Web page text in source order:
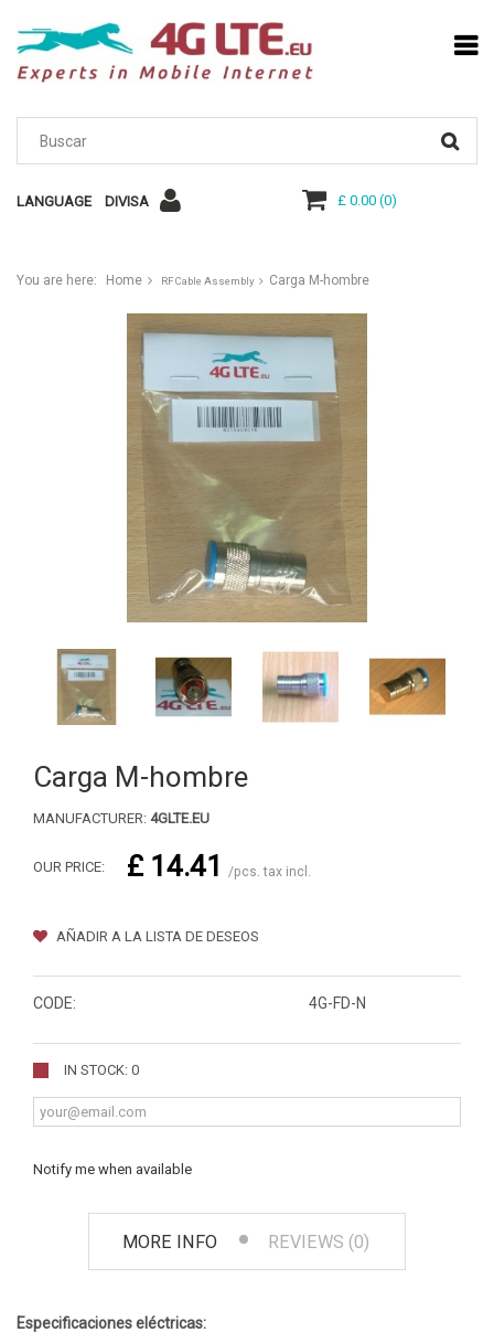
LANGUAGE DIVISA £ 0.00(0)
You are here: Home RF Cable Assembly Carga M-hombre
Carga M-hombre
MANUFACTURER: 4GLTE.EU
OUR PRICE: £ 14.41 /pcs. tax incl.
AÑADIR A LA LISTA DE DESEOS
CODE: 4G-FD-N
IN STOCK: 0
Notify me when available
MORE INFO REVIEWS (0)
Especificaciones eléctricas: